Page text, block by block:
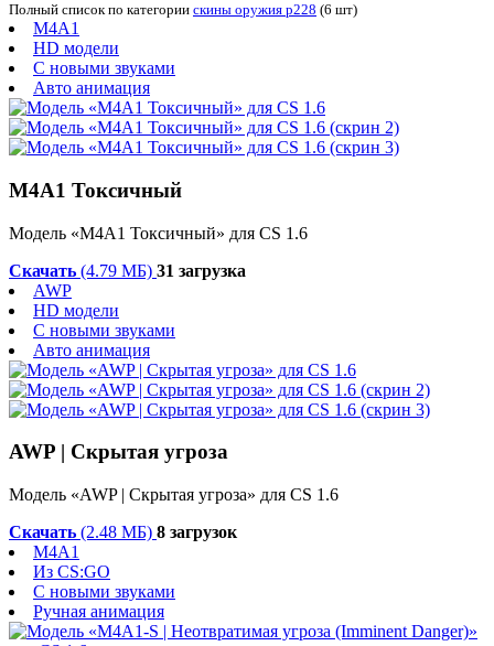
Полный список по категории скины оружия p228 (6 шт)
M4A1
HD модели
С новыми звуками
Авто анимация
М4А1 Токсичный
Модель «М4А1 Токсичный» для CS 1.6
Скачать (4.79 МБ) 31 загрузка
AWP
HD модели
С новыми звуками
Авто анимация
AWP | Скрытая угроза
Модель «AWP | Скрытая угроза» для CS 1.6
Скачать (2.48 МБ) 8 загрузок
M4A1
Из CS:GO
С новыми звуками
Ручная анимация